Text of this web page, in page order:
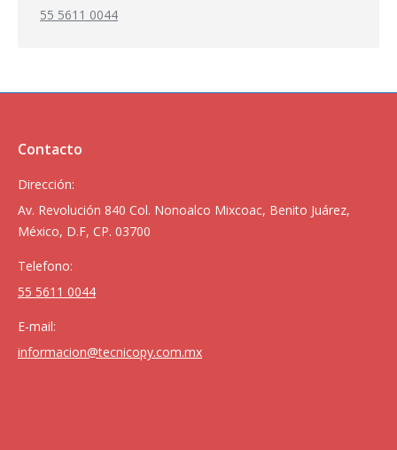
55 5611 0044
Contacto
Dirección:
Av. Revolución 840 Col. Nonoalco Mixcoac, Benito Juárez,
México, D.F, CP. 03700
Telefono:
55 5611 0044
E-mail:
informacion@tecnicopy.com.mx